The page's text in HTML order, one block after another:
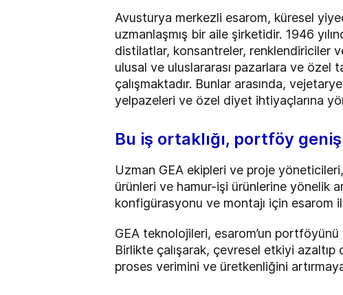
Avusturya merkezli esarom, küresel
uzmanlaşmış bir aile şirketidir. 1946
distilatlar, konsantreler, renklendiriciler
ulusal ve uluslararası pazarlara ve
çalışmaktadır. Bunlar arasında,
yelpazeleri ve özel diyet ihtiyaçlarına
Bu iş ortaklığı, portföy
Uzman GEA ekipleri ve proje
ürünleri ve hamur-işi ürünlerine yönelik
konfigürasyonu ve montajı için esarom
GEA teknolojileri, esarom’un portföyünü
Birlikte çalışarak, çevresel etkiyi
proses verimini ve üretkenliğini